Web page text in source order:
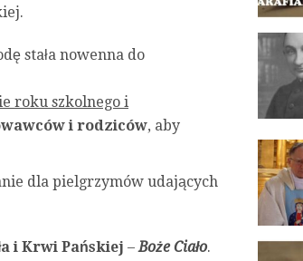
stała nowenna do
roku szkolnego i
i rodziców, aby
dla pielgrzymów udających
i Krwi Pańskiej –Boże Ciało.